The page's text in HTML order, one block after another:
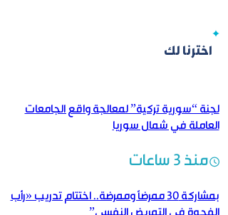
اخترنا لك
لجنة “سورية تركية” لمعالجة واقع الجامعات
العاملة في شمال سوريا
منذ 3 ساعات
بمشاركة 30 ممرضاً وممرضة.. اختتام تدريب «رأب